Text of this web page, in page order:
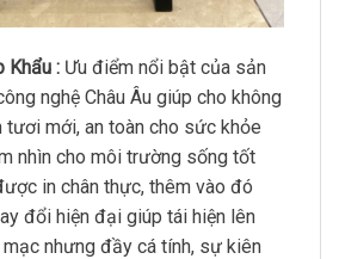
Khẩu : Ưu điểm nổi bật của sản
nghệ Châu Âu giúp cho không
tươi mới, an toàn cho sức khỏe
nhìn cho môi trường sống tốt
in chân thực, thêm vào đó
đổi hiện đại giúp tái hiện lên
nhưng đầy cá tính, sự kiên